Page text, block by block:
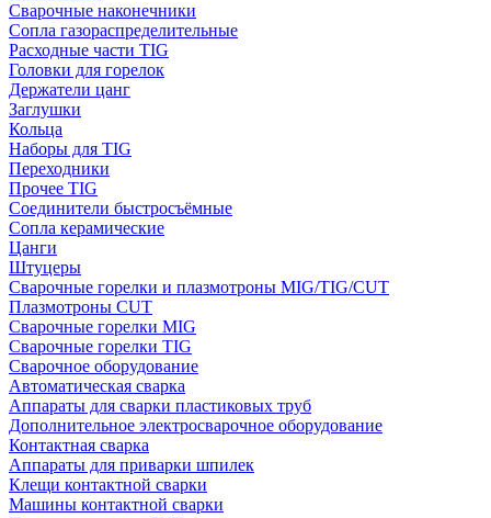
Сварочные наконечники
Сопла газораспределительные
Расходные части TIG
Головки для горелок
Держатели цанг
Заглушки
Кольца
Наборы для TIG
Переходники
Прочее TIG
Соединители быстросъёмные
Сопла керамические
Цанги
Штуцеры
Сварочные горелки и плазмотроны MIG/TIG/CUT
Плазмотроны CUT
Сварочные горелки MIG
Сварочные горелки TIG
Сварочное оборудование
Автоматическая сварка
Аппараты для сварки пластиковых труб
Дополнительное электросварочное оборудование
Контактная сварка
Аппараты для приварки шпилек
Клещи контактной сварки
Машины контактной сварки